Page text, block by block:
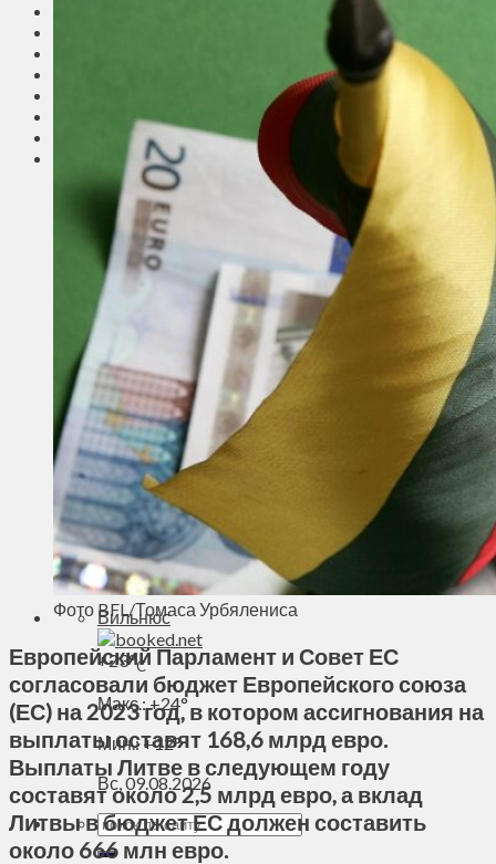
Сейм Литвы
Фоторепортаж
Туризм
ЛК рекомендует
Сеньорам
Образование
Здравоохранение
Экология
Происшествия
Приграничье
Деньги
Визиты
Выборы
Агроновости
Едим дома
Ищу семью
Духовное пространство
Спорт
Технологии
Энергетика
Вильнюс
+23°C
Макс.:+24°
Мин.:+12°
Вс, 09.08.2026
Фото BFL/Томаса Урбялениса
Европейский Парламент и Совет ЕС
согласовали бюджет Европейского союза
(ЕС) на 2023 год, в котором ассигнования на
выплаты оставят 168,6 млрд евро.
Выплаты Литве в следующем году
составят около 2,5 млрд евро, а вклад
Литвы в бюджет ЕС должен составить
около 666 млн евро.